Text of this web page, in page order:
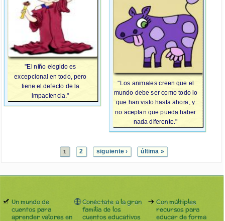
"El niño elegido es
excepcional en todo, pero
tiene el defecto de la
impaciencia."
"Los animales creen que el
mundo debe ser como todo lo
que han visto hasta ahora, y
no aceptan que pueda haber
nada diferente."
1 2 siguiente › última »
Un mundo de
cuentos para
aprender valores en
Conéctate a la gran
familia de los
cuentos educativos
Con múltiples
recursos para
educar de forma